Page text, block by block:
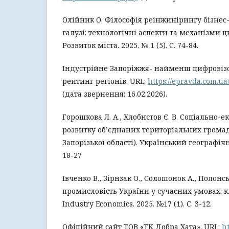
Олійник О. Філософія реінжинірингу
галузі: технологічні аспекти та механізми
Розвиток міста. 2025. № 1 (5). С. 74-84.
Індустрійне Запоріжжя- найменш
рейтинг регіонів. URL: https://
(дата звернення: 16.02.2026).
Горошкова Л. А., Хлобистов Є. В. Соціально-
розвитку об’єднаних територіальних
Запорізької області). Український
18-27
Івченко В., Зірнзак О., Солошонок А.,
промисловість України у сучасних умовах:
Industry Economics. 2025. №17 (1). С. 3-12.
Офіційний сайт ТОВ «ТК Добра Хата». URL: